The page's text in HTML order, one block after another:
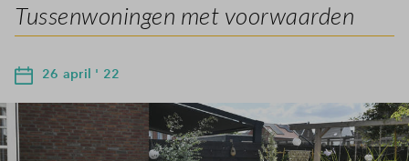
Tussenwoningen met voorwaarden
26 april ' 22